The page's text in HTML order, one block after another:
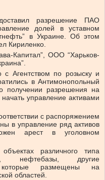
разрешение ПАО
долей в уставном
в Украине. Об этом
Кириленко.
Капитал”, ООО “Харьков-
с Агентством по розыску и
в Антимонопольный
получении разрешения на
управление активами
с распоряжением
в управление ряд активов
арест в уголовном
различного типа
нефтебазы, другие
которые размещены на
областей.